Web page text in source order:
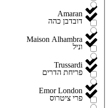
Amaran
Maison Alhambra
Trussardi
Emor London
דובדבן כהה
וניל
פריחת הדרים
פרי ציטרוס